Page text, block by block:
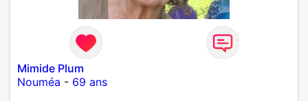
Mimide Plum
Nouméa - 69 ans